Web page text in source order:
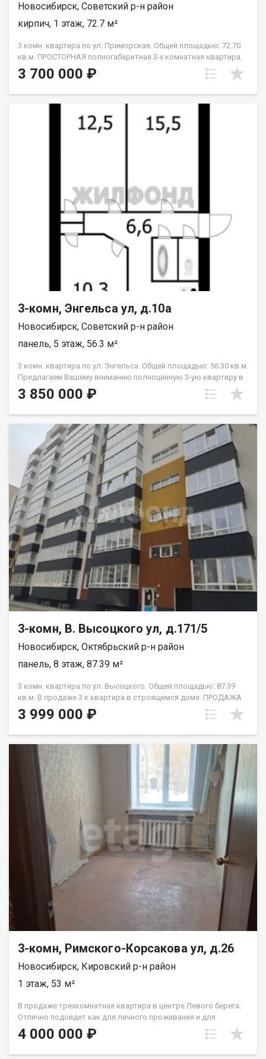
Новосибирск, Советский р-н район
кирпич, 1 этаж, 72.7 м²
3 комн. квартира по ул. Приморская. Общей площадью: 72.70
кв.м. ПРОСТОРНАЯ полногабаритная 3-х комнатная квартира.
Окна пластиковые на две стороны, высота потолков 3,2 м.,
выполнен кап. ремонт крыши. Перекрытие
комфортное для проживания, вся инфраструктура доступна,
в пешей доступности река. Приходите на просмотр. Рядом с
объектом находятся:1 школа,2 детских сада,5 продуктовых
магазинов,1 спортивное учреждение. Возможен обмен на
3 700 000 ₽
3-комн, Энгельса ул, д.10а
Новосибирск, Советский р-н район
панель, 5 этаж, 56.3 м²
3 комн. квартира по ул. Энгельса. Общей площадью: 56.30 кв.м.
Предлагаем Вашему вниманию полноценную 3-ую квартиру в
Советском районе. Общая площадь квартиры 56,3 кв.м. (без
учёта балкона), жилая 38,3 кв.м., кухня 7,3 кв.м. Окна выходят
Квартира не имеет перепланировок. Все комнаты
изолированные по 15,5 кв.м. (с выходом на балкон), две
спальни по 12,5 кв.м. и 10,3 кв.м. Просторный холл 6,6 кв.м.
Сан.узел - изолированный! Квартира требует ремонта! Очень
чистый подъезд, без посторонних запахов, уходенная
дворовая территория! Развитая инфорастуктура. В шаговой
доступности школа, остановка общественного транспорта,
поликлиника, множество магазинов на любой вкус! Квартира
подходит под все виды расчётов. Собственников 2,
зарегистрированных лиц - нет, полная цена в договоре,
обременений - нет, занижение не требуется, долгов - нет. В
день полного расчёта - ключи! Приглашаем на просмотр!
Рассмотри торг! Возможен обмен на вашу недвижимость.
Возможна продажа в рассрочку. При звонке, пожалуйста,
сообщите номер варианта - JV003054139927. Вероника
Геннадьевна
3 850 000 ₽
3-комн, В. Высоцкого ул, д.171/5
Новосибирск, Октябрьский р-н район
панель, 8 этаж, 87.39 м²
3 комн. квартира по ул. Высоцкого. Общей площадью: 87.39
кв.м. В продаже 3 к квартира в строящемся доме. ПРОДАЖА
ПО ЧЛЕНСКОЙ КНИЖКЕ - ПЕРЕУСТУПКА. Супервыгодная
покупка - самый привлекательный вариант по цене! Окна
Перспективная локация. Выгодное вложение средств ! Рядом
с объектом находятся:5 детских садов,1 продуктовый
магазин. Возможен обмен на вашу недвижимость. Возможна
продажа в рассрочку. При звонке, пожалуйста, сообщите
номер варианта - JV003054145817.
3 999 000 ₽
3-комн, Римского-Корсакова ул, д.26
Новосибирск, Кировский р-н район
1 этаж, 53 м²
В продаже трехкомнатная квартира в центре Левого берега.
Отлично подойдет как для личного проживания и для
вложения инвестиций в целях сдачи в аренду. В пешей
доступности метро Пл. Маркса, автобусные остановки,
4 000 000 ₽